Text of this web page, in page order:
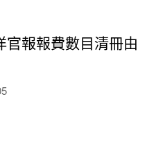
報報費數目清冊由